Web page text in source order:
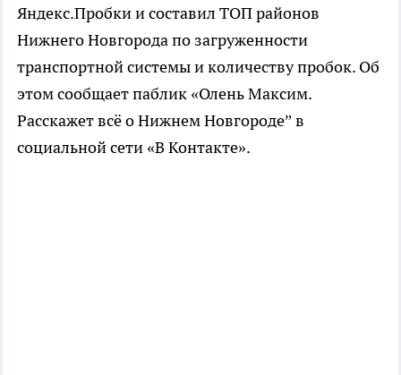
Яндекс.Пробки и составил ТОП районов
Нижнего Новгорода по загруженности
транспортной системы и количеству пробок. Об
этом сообщает паблик «Олень Максим.
Расскажет всё о Нижнем Новгороде” в
социальной сети «В Контакте».